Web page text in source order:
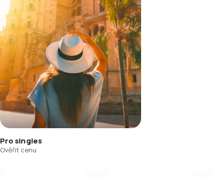
Pro singles
Ověřit cenu